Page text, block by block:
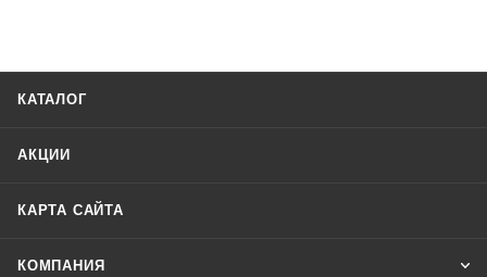
КАТАЛОГ
АКЦИИ
КАРТА САЙТА
КОМПАНИЯ